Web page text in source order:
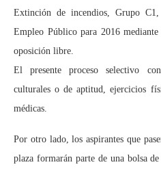
Extinción de incendios, Grupo
Empleo Público para 2016
oposición libre.
El presente proceso selectivo
culturales o de aptitud, ejercicios
médicas.
Por otro lado, los aspirantes que
plaza formarán parte de una bolsa